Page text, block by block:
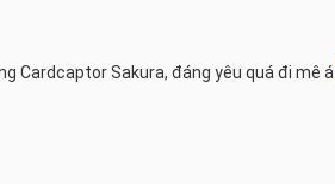
Cardcaptor Sakura, đáng yêu quá đi mê á